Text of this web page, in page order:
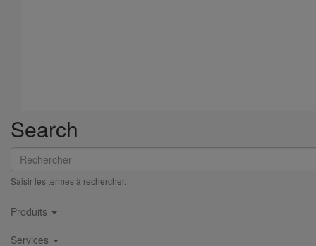
Search
Rechercher
Saisir les termes à rechercher.
Main
navigation
Produits
Services